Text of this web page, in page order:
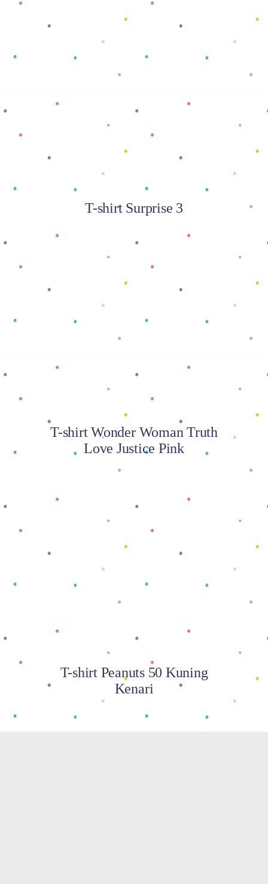
T-shirt Surprise 3
Baca selengkapnya
T-shirt Wonder Woman Truth
Love Justice Pink
T-shirt Peanuts 50 Kuning
Kenari